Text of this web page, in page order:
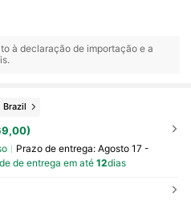
à declaração de importação e a
Brazil
Prazo de entrega: Agosto 17 -
de entrega em até 12dias